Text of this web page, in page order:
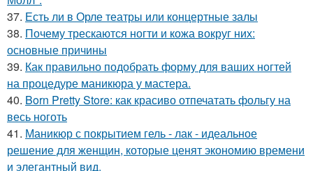
37. Есть ли в Орле театры или концертные залы
38. Почему трескаются ногти и кожа вокруг них:
основные причины
39. Как правильно подобрать форму для ваших ногтей
на процедуре маникюра у мастера.
40. Born Pretty Store: как красиво отпечатать фольгу на
весь ноготь
41. Маникюр с покрытием гель - лак - идеальное
решение для женщин, которые ценят экономию времени
и элегантный вид.